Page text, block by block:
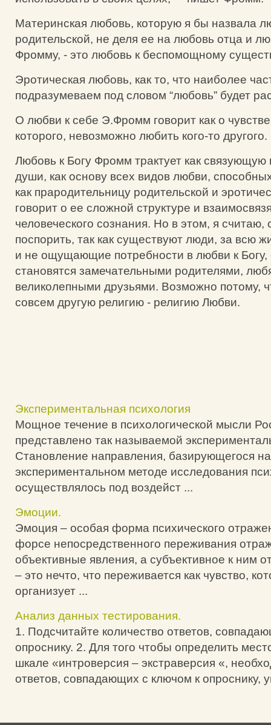
Материнская любовь, которую я бы назвала
родительской, не деля ее на любовь отца и
Фромму, - это любовь к беспомощному
Эротическая любовь, как то, что наиболее
подразумеваем под словом “любовь” будет
О любви к себе Э.Фромм говорит как о
которого, невозможно любить кого-то другого.
Любовь к Богу Фромм трактует как связующую
души, как основу всех видов любви,
как прародительницу родительской и
говорит о ее сложной структуре и
человеческого сознания. Но в этом, я
поспорить, так как существуют люди, за всю
и не ощущающие потребности в любви к Богу,
становятся замечательными родителями,
великолепными друзьями. Возможно потому,
совсем другую религию - религию Любви.
Экспериментальная психология
Мощное течение в психологической мысли
представлено так называемой
Становление направления, базирующегося на
экспериментальном методе исследования
осуществлялось под воздейст ...
Эмоции.
Эмоция – особая форма психического
форсе непосредственного переживания
объективные явления, а субъективное к ним
– это нечто, что переживается как чувство,
организует ...
Анализ данных тестирования.
1. Подсчитайте количество ответов,
опроснику. 2. Для того чтобы определить
шкале «интроверсия – экстраверсия «,
ответов, совпадающих с ключом к опроснику,